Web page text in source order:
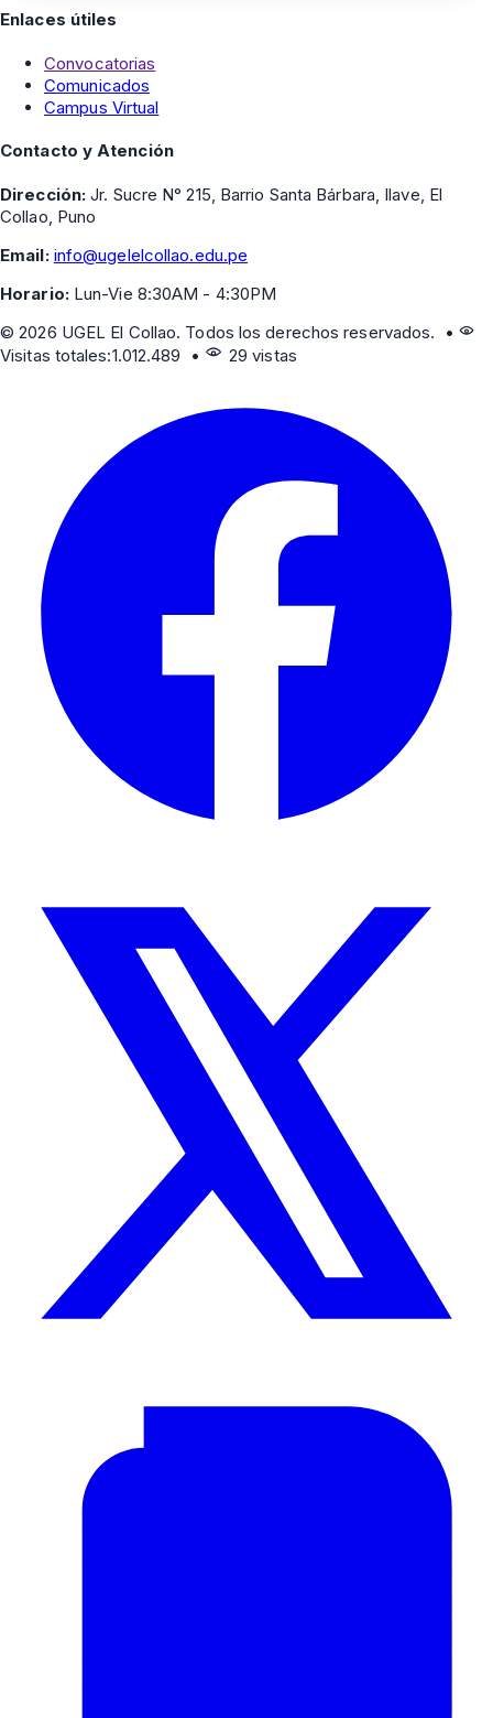
Enlaces útiles
Convocatorias
Comunicados
Campus Virtual
Contacto y Atención
Dirección: Jr. Sucre N° 215, Barrio Santa Bárbara, Ilave, El
Collao, Puno
Email: info@ugelelcollao.edu.pe
Horario:Lun-Vie 8:30AM - 4:30PM
©2026 UGEL El Collao. Todos los derechos reservados. •
Visitas totales:1.012.489 • 29 vistas